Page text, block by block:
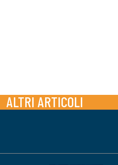
ALTRI ARTICOLI